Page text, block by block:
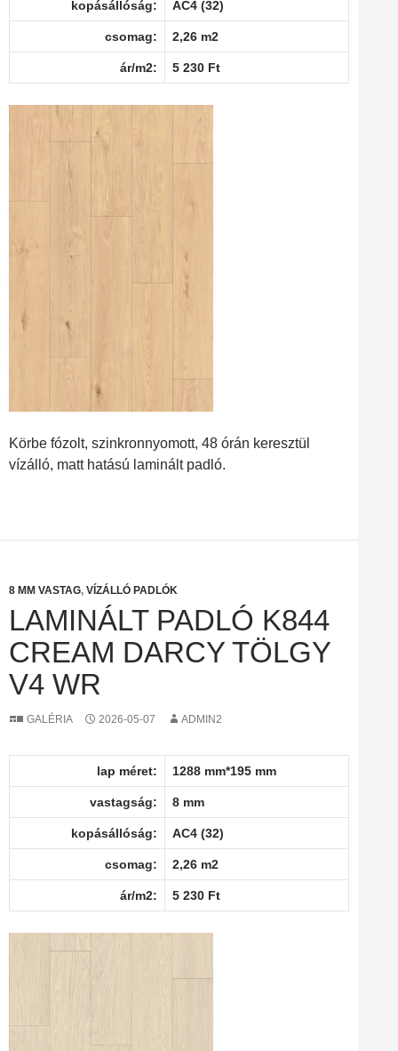
kopásállóság: AC4 (32)
csomag: 2,26 m2
ár/m2: 5 230 Ft
Körbe fózolt, szinkronnyomott, 48 órán keresztül
vízálló, matt hatású laminált padló.
8 MM VASTAG, VÍZÁLLÓ PADLÓK
LAMINÁLT PADLÓ K844
CREAM DARCY TÖLGY
V4 WR
GALÉRIA 2026-05-07 ADMIN2
lap méret: 1288 mm*195 mm
vastagság: 8 mm
kopásállóság: AC4 (32)
csomag: 2,26 m2
ár/m2: 5 230 Ft